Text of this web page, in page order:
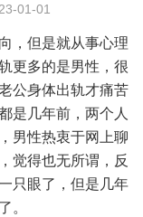
01-01
但是就从事心理
更多的是男性，很
公身体出轨才痛苦
是几年前，两个人
男性热衷于网上聊
觉得也无所谓，反
只眼了，但是几年
。